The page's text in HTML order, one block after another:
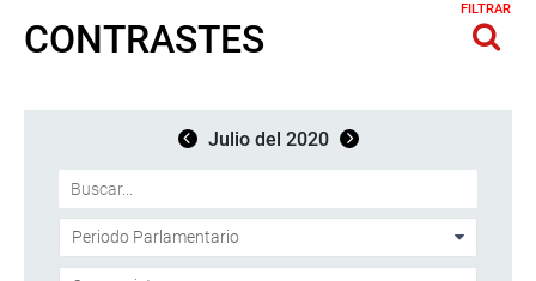
CONTRASTES
FILTRAR
Julio del 2020